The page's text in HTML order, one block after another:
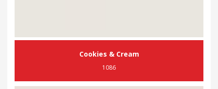
Cookies & Cream
1086